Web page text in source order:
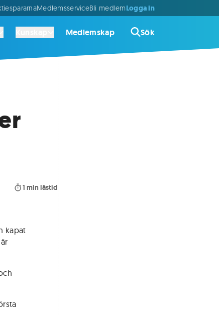
MedlemsserviceBli medlemLogga in
Medlemskap Sök
1 min lästid
kapat